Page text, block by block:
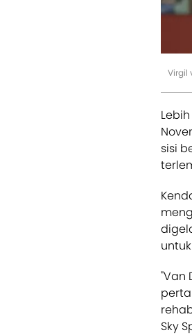
Virgil
sisi
"Van
Sky